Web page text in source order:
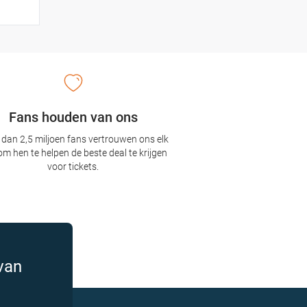
Fans houden van ons
2,5 miljoen fans vertrouwen ons elk
hen te helpen de beste deal te krijgen
voor tickets.